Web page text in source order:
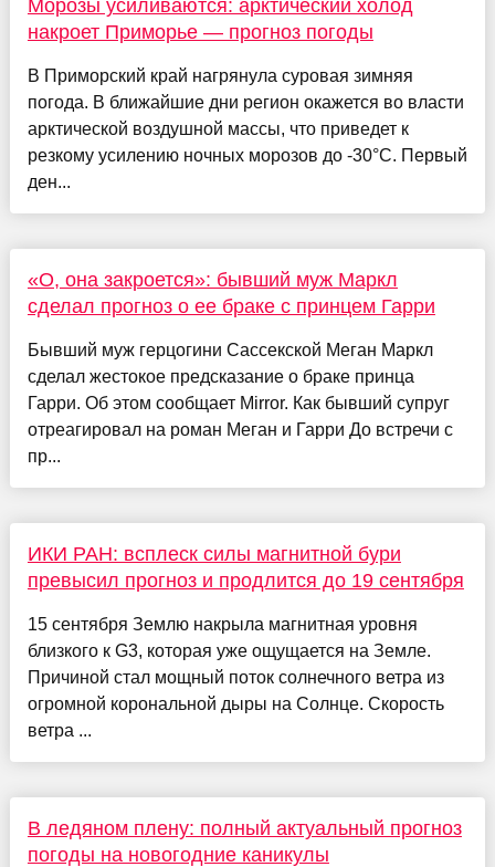
Морозы усиливаются: арктический холод
накроет Приморье — прогноз погоды
В Приморский край нагрянула суровая зимняя
погода. В ближайшие дни регион окажется во власти
арктической воздушной массы, что приведет к
резкому усилению ночных морозов до -30°C. Первый
ден...
«О, она закроется»: бывший муж Маркл
сделал прогноз о ее браке с принцем Гарри
Бывший муж герцогини Сассекской Меган Маркл
сделал жестокое предсказание о браке принца
Гарри. Об этом сообщает Mirror. Как бывший супруг
отреагировал на роман Меган и Гарри До встречи с
пр...
ИКИ РАН: всплеск силы магнитной бури
превысил прогноз и продлится до 19 сентября
15 сентября Землю накрыла магнитная уровня
близкого к G3, которая уже ощущается на Земле.
Причиной стал мощный поток солнечного ветра из
огромной корональной дыры на Солнце. Скорость
ветра ...
В ледяном плену: полный актуальный прогноз
погоды на новогодние каникулы